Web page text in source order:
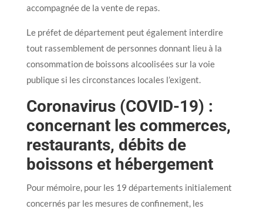
accompagnée de la vente de repas.
Le préfet de département peut également interdire
tout rassemblement de personnes donnant lieu à la
consommation de boissons alcoolisées sur la voie
publique si les circonstances locales l’exigent.
Coronavirus (COVID-19) :
concernant les commerces,
restaurants, débits de
boissons et hébergement
Pour mémoire, pour les 19 départements initialement
concernés par les mesures de confinement, les